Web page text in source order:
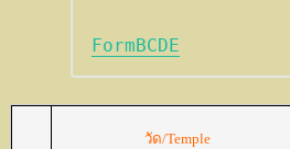
FormBCDE
วัด/Temple